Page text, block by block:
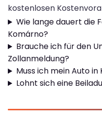
kostenlosen
Wie lange dauert die
Komárno?
Brauche ich für den
Zollanmeldung?
Muss ich mein Auto
Lohnt sich eine